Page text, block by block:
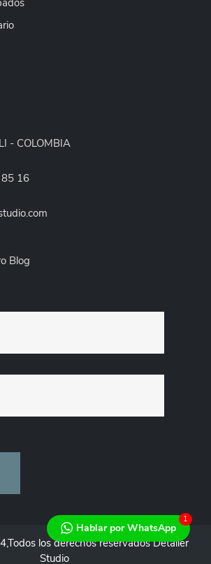
- COLOMBIA​
16
Blog
los derechos reservados Detalier
Studio
Hablar por WhatsApp
1